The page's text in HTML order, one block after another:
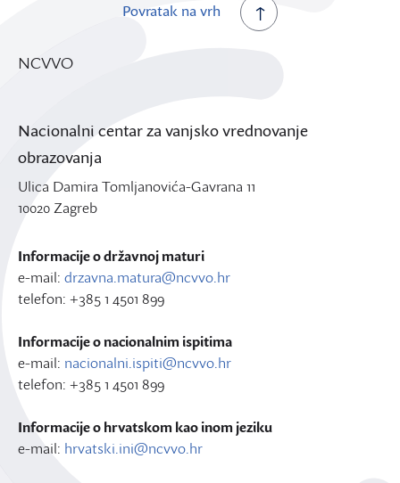
Povratak na vrh
NCVVO
Nacionalni centar za vanjsko vrednovanje
obrazovanja
Ulica Damira Tomljanovića-Gavrana 11
10020 Zagreb
Informacije o državnoj maturi
e-mail: drzavna.matura@ncvvo.hr
telefon: +385 1 4501 899
Informacije o nacionalnim ispitima
e-mail: nacionalni.ispiti@ncvvo.hr
telefon: +385 1 4501 899
Informacije o hrvatskom kao inom jeziku
e-mail: hrvatski.ini@ncvvo.hr